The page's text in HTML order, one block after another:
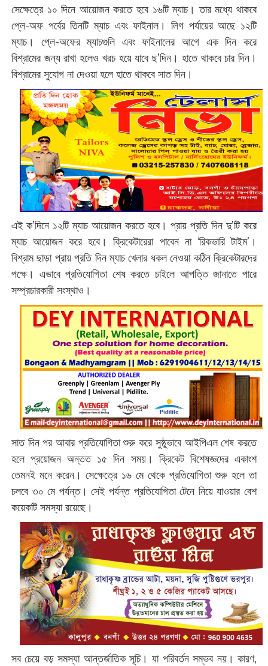
সেক্ষেত্রে ১০ দিনে আয়োজন করতে হবে ১৬টি ম্যাচ। তার মধ্যে থাকবে
প্লে-অফ পর্বের তিনটি ম্যাচ এবং ফাইনাল। লিগ পর্যায়ের আছে ১২টি
ম্যাচ। প্লে-অফের ম্যাচগুলি এবং ফাইনালের আগে এক দিন করে
বিশ্রামের জন্য রাখা হলেও খরচ হয়ে যাবে ছ’দিন। হাতে থাকবে চার দিন।
বিশ্রামের সুযোগ না দেওয়া হলে হাতে থাকবে সাত দিন।
এই ক’দিনে ১২টি ম্যাচ আয়োজন করতে হবে। প্রায় প্রতি দিন দু’টি করে
ম্যাচ আয়োজন করে হবে। ক্রিকেটারেরা পাবেন না ‘রিকভারি টাইম’।
বিশ্রাম ছাড়া প্রায় প্রতি দিন ম্যাচ খেলার ধকল নেওয়া কঠিন ক্রিকেটারদের
পক্ষে। এভাবে প্রতিযোগিতা শেষ করতে চাইলে আপত্তি জানাতে পারে
সম্প্রচারকারী সংস্থাও।
সাত দিন পর আবার প্রতিযোগিতা শুরু করে সুষ্ঠুভাবে আইপিএল শেষ করতে
হলে প্রয়োজন অন্তত ১৫ দিন সময়। ক্রিকেট বিশেষজ্ঞদের একাংশ
তেমনই মনে করেন। সেক্ষেত্রে ১৬ মে থেকে প্রতিযোগিতা শুরু হলে তা
চলবে ৩০ মে পর্যন্ত। সেই পর্যন্ত প্রতিযোগিতা টেনে নিয়ে যাওয়ার বেশ
কয়েকটি সমস্যা রয়েছে।
সব চেয়ে বড় সমস্যা আন্তর্জাতিক সূচি। যা পরিবর্তন সম্ভব নয়। কারণ,